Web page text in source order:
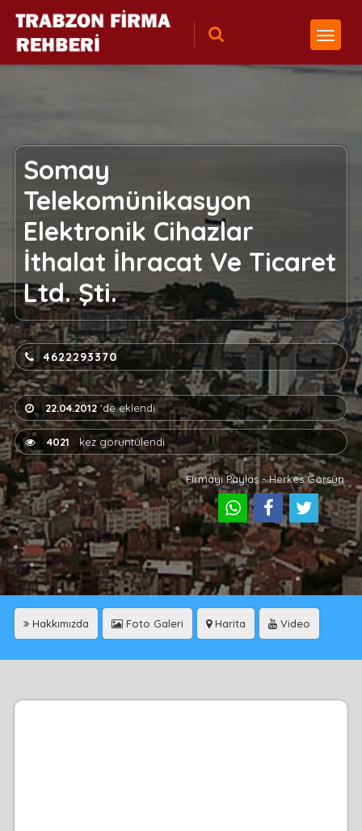
Somay
Telekomünikasyon
Elektronik Cihazlar
İthalat İhracat Ve Ticaret
Ltd. Şti.
4622293370
22.04.2012'de eklendi
4021 kez görüntülendi
Firmayı Paylaş - Herkes Görsün
Hakkımızda Foto Galeri Harita Video